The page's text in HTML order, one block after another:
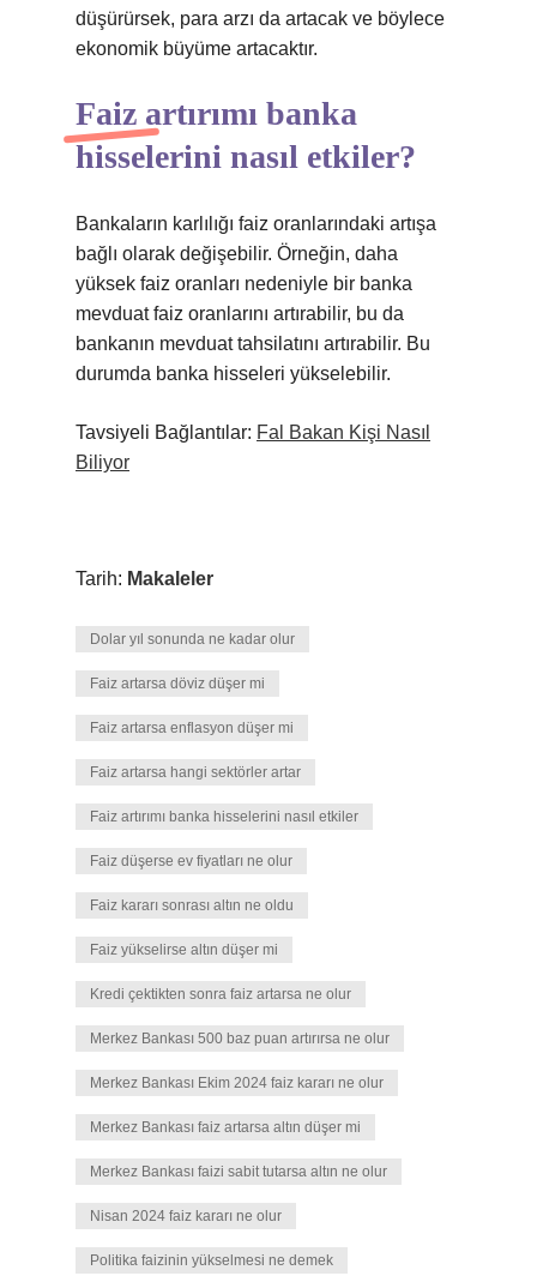
düşürürsek, para arzı da artacak ve böylece
ekonomik büyüme artacaktır.
Faiz artırımı banka
hisselerini nasıl etkiler?
Bankaların karlılığı faiz oranlarındaki artışa
bağlı olarak değişebilir. Örneğin, daha
yüksek faiz oranları nedeniyle bir banka
mevduat faiz oranlarını artırabilir, bu da
bankanın mevduat tahsilatını artırabilir. Bu
durumda banka hisseleri yükselebilir.
Tavsiyeli Bağlantılar: Fal Bakan Kişi Nasıl
Biliyor
Tarih: Makaleler
Dolar yıl sonunda ne kadar olur
Faiz artarsa döviz düşer mi
Faiz artarsa enflasyon düşer mi
Faiz artarsa hangi sektörler artar
Faiz artırımı banka hisselerini nasıl etkiler
Faiz düşerse ev fiyatları ne olur
Faiz kararı sonrası altın ne oldu
Faiz yükselirse altın düşer mi
Kredi çektikten sonra faiz artarsa ne olur
Merkez Bankası 500 baz puan artırırsa ne olur
Merkez Bankası Ekim 2024 faiz kararı ne olur
Merkez Bankası faiz artarsa altın düşer mi
Merkez Bankası faizi sabit tutarsa altın ne olur
Nisan 2024 faiz kararı ne olur
Politika faizinin yükselmesi ne demek